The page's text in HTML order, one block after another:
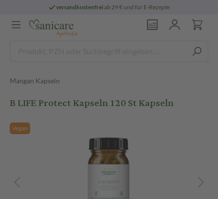
versandkostenfreiab 29 € und für E-Rezepte
Mangan Kapseln
B LIFE Protect Kapseln 120 St Kapseln
Vegan